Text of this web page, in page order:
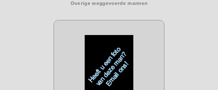
Overige weggevoerde mannen